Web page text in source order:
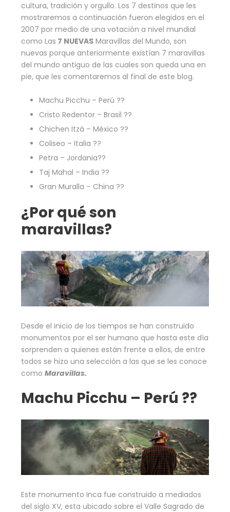
cultura, tradición y orgullo. Los 7 destinos que les
mostraremos a continuación fueron elegidos en el
2007 por medio de una votación a nivel mundial
como Las 7 NUEVAS Maravillas del Mundo, son
nuevas porque anteriormente existían 7 maravillas
del mundo antiguo de las cuales son queda una en
pie, que les comentaremos al final de este blog.
Machu Picchu – Perú ??
Cristo Redentor – Brasil ??
Chichen Itzá – México ??
Coliseo – Italia ??
Petra – Jordania??
Taj Mahal – India ??
Gran Muralla – China ??
¿Por qué son
maravillas?
Desde el inicio de los tiempos se han construido
monumentos por el ser humano que hasta este día
sorprenden a quienes están frente a ellos, de entre
todos se hizo una selección a las que se les conoce
como Maravillas.
Machu Picchu – Perú ??
Este monumento Inca fue construido a mediados
del siglo XV, esta ubicado sobre el Valle Sagrado de